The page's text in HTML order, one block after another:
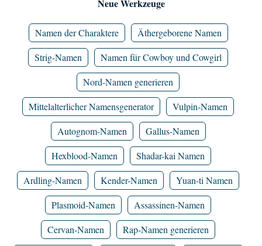
Neue Werkzeuge
Namen der Charaktere
Äthergeborene Namen
Strig-Namen
Namen für Cowboy und Cowgirl
Nord-Namen generieren
Mittelalterlicher Namensgenerator
Vulpin-Namen
Autognom-Namen
Gallus-Namen
Hexblood-Namen
Shadar-kai Namen
Ardling-Namen
Kender-Namen
Yuan-ti Namen
Plasmoid-Namen
Assassinen-Namen
Cervan-Namen
Rap-Namen generieren